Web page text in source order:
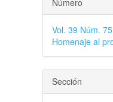
Número
Vol. 39 Núm.
Homenaje al
Sección